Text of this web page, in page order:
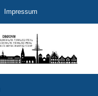
Impressum